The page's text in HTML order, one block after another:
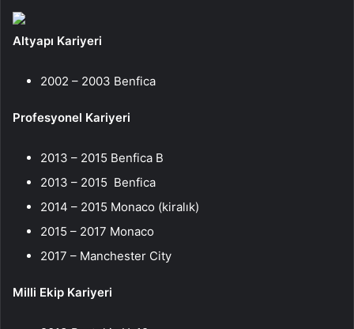
Altyapı Kariyeri
2002 – 2003 Benfica
Profesyonel Kariyeri
2013 – 2015 Benfica B
2013 – 2015 Benfica
2014 – 2015 Monaco (kiralık)
2015 – 2017 Monaco
2017 – Manchester City
Milli Ekip Kariyeri